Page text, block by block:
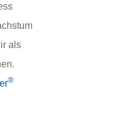
als
®